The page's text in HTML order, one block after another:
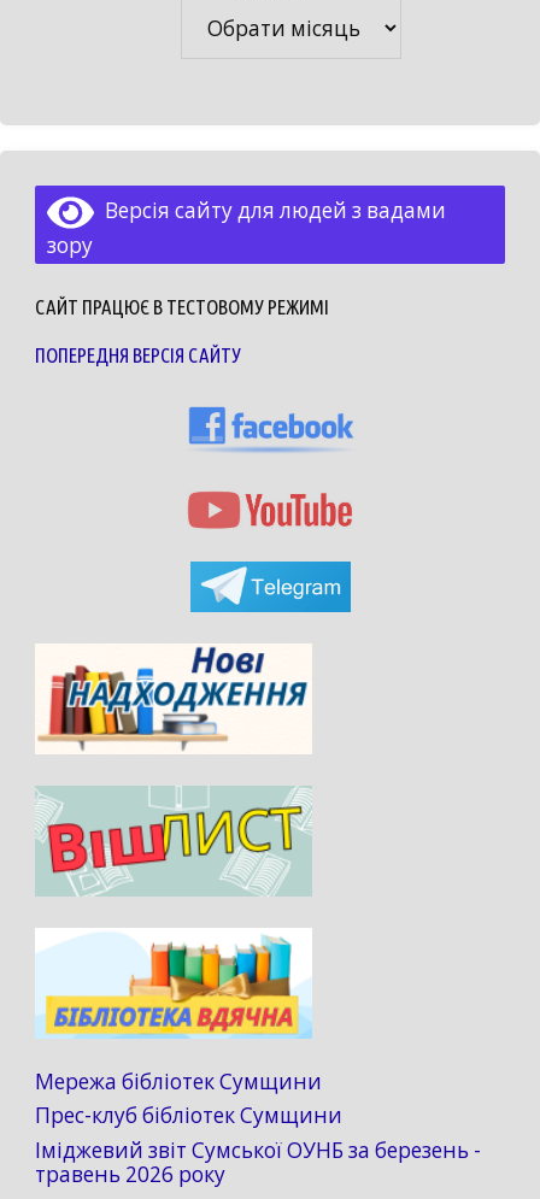
Версія сайту для людей з вадами
зору
САЙТ ПРАЦЮЄ В ТЕСТОВОМУ РЕЖИМІ
ПОПЕРЕДНЯ ВЕРСІЯ САЙТУ
Мережа бібліотек Сумщини
Прес-клуб бібліотек Сумщини
Іміджевий звіт Сумської ОУНБ за березень -
травень 2026 року